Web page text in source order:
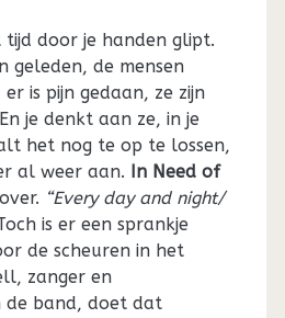
tijd door je handen glipt.
geleden, de mensen
is pijn gedaan, ze zijn
je denkt aan ze, in je
het nog te op te lossen,
al weer aan.
In Need of
“Every day and night/
is er een sprankje
de scheuren in het
zanger en
de band, doet dat